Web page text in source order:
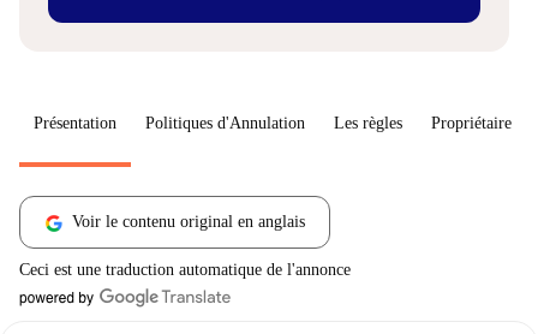
Présentation Politiques d'Annulation Les règles Propriétaire
Voir le contenu original en anglais
Ceci est une traduction automatique de l'annonce